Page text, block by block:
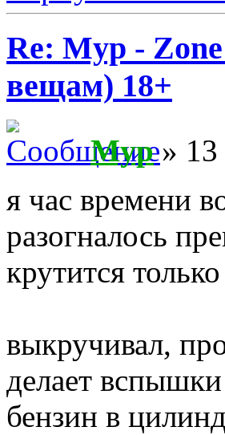
Re: Myp -
вещам) 18+
Myp» 13
я час времени
разогналось
крутится
выкручивал,
делает
бензин в